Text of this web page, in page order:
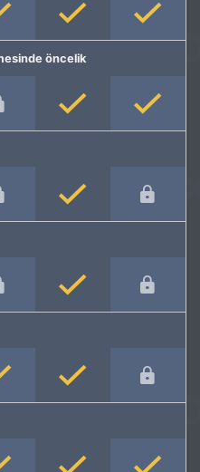
öncelik